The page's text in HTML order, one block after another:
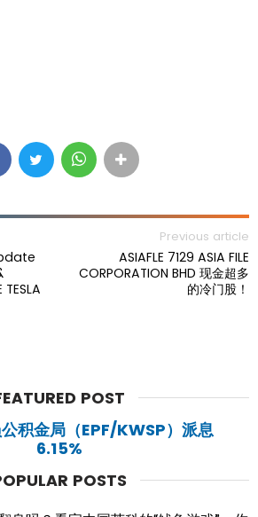
TESLA
Previous article
ASIAFLE 7129 ASIA FILE
CORPORATION BHD 现金超多
的冷门股！
POST
积金局（EPF/KWSP）派息
6.15%
POSTS